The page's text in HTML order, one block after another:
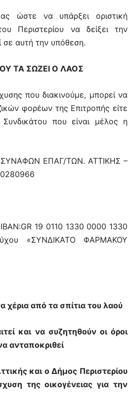
ώστε να υπάρξει οριστική
Περιστερίου να δείξει την
σε αυτή την υπόθεση.
ΤΑ ΣΩΖΕΙ Ο ΛΑΟΣ
που διακινούμε, μπορεί να
φορέων της Επιτροπής είτε
που είναι μέλος η
ΕΠΑΓ/ΤΩΝ. ΑΤΤΙΚΗΣ –
19 0110 1330 0000 1330
«ΣΥΝΔΙΚΑΤΟ ΦΑΡΜΑΚΟΥ
χέρια από τα σπίτια του λαού
και να συζητηθούν οι όροι
ανταποκριθεί
και ο Δήμος Περιστερίου
της οικογένειας για την